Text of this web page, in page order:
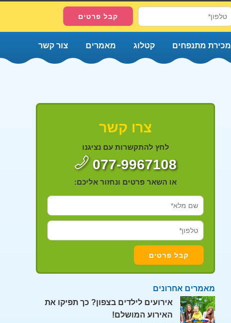
מכירת מתנפחים קטלוג מאמרים צור קשר
צרו קשר
לחץ להתקשרות עם נציגנו
077-9967108
או השאר פרטים ונחזור אליכם:
מאמרים אחרונים
אירועים לילדים בצפון? כך תפיקו את
האירוע המושלם!